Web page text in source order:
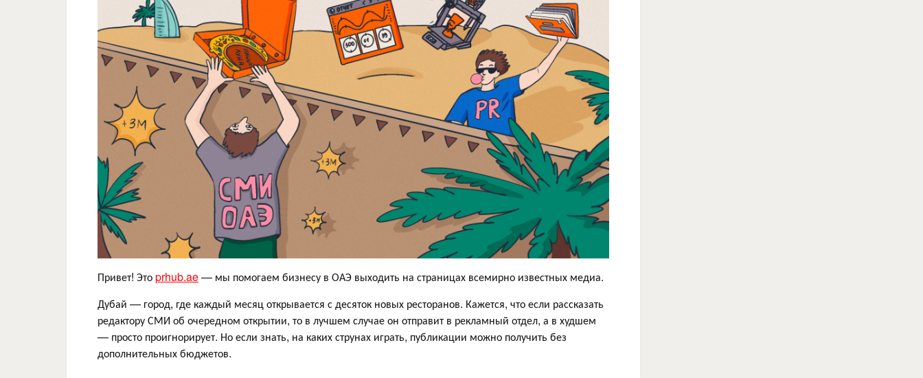
Привет! Этоprhub.ae— мы помогаем бизнесу в ОАЭ выходить на страницах всемирно известных медиа.
Дубай — город, где каждый месяц открывается с десяток новых ресторанов. Кажется, что если рассказать
редактору СМИ об очередном открытии, то в лучшем случае он отправит в рекламный отдел, а в худшем
— просто проигнорирует. Но если знать, на каких струнах играть, публикации можно получить без
дополнительных бюджетов.